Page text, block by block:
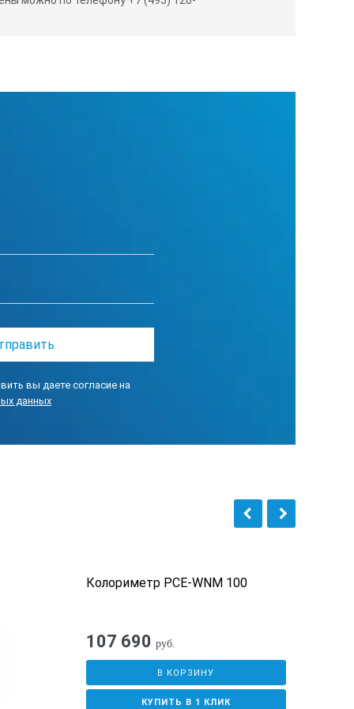
ΔE*00; ΔE (h)
0,1% (400 … 700 нм: в пределах 0,2%)
E * от 0,04
вы даете согласие на
данных
Колориметр PCE-WNM 100
107 690 руб.
В КОРЗИНУ
КУПИТЬ В 1 КЛИК